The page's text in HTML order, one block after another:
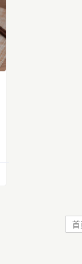
首